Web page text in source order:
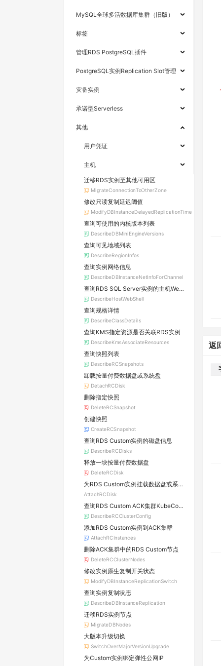
MySQL全球多活数据库集群（旧版）
标签
管理RDS PostgreSQL插件
PostgreSQL实例Replication Slot管理
灾备实例
承诺型Serverless
其他
用户凭证
主机
迁移RDS实例至其他可用区
MigrateConnectionToOtherZone
修改只读复制延迟阈值
ModifyDBInstanceDelayedReplicationTime
查询可使用的内核版本列表
DescribeDBMiniEngineVersions
查询可见地域列表
DescribeRegionInfos
查询实例网络信息
DescribeDBInstanceNetInfoForChannel
查询RDS SQL Server实例的主机WebShell登录信息
DescribeHostWebShell
查询规格详情
DescribeClassDetails
查询KMS指定资源是否关联RDS实例
DescribeKmsAssociateResources
查询快照列表
DescribeRCSnapshots
卸载按量付费数据盘或系统盘
DetachRCDisk
删除指定快照
DeleteRCSnapshot
创建快照
CreateRCSnapshot
查询RDS Custom实例的磁盘信息
DescribeRCDisks
释放一块按量付费数据盘
DeleteRCDisk
为RDS Custom实例挂载数据盘或系统盘
AttachRCDisk
查询RDS Custom ACK集群KubeConfig
DescribeRCClusterConfig
添加RDS Custom实例到ACK集群
AttachRCInstances
删除ACK集群中的RDS Custom节点
DeleteRCClusterNodes
修改实例原生复制开关状态
ModifyDBInstanceReplicationSwitch
查询实例复制状态
DescribeDBInstanceReplication
迁移RDS实例节点
MigrateDBNodes
大版本升级切换
SwitchOverMajorVersionUpgrade
为Custom实例绑定弹性公网IP
返